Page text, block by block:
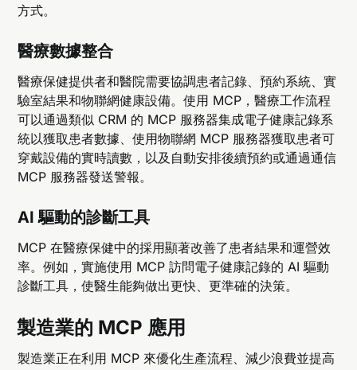
方式。
醫療數據整合
醫療保健提供者和醫院需要協調患者記錄、預約系統、實
驗室結果和物聯網健康設備。使用 MCP，醫療工作流程
可以通過類似 CRM 的 MCP 服務器集成電子健康記錄系
統以獲取患者數據、使用物聯網 MCP 服務器獲取患者可
穿戴設備的實時讀數，以及自動安排後續預約或通過通信
MCP 服務器發送警報。
AI 驅動的診斷工具
MCP 在醫療保健中的採用顯著改善了患者結果和運營效
率。例如，實施使用 MCP 訪問電子健康記錄的 AI 驅動
診斷工具，使醫生能夠做出更快、更準確的決策。
製造業的 MCP 應用
製造業正在利用 MCP 來優化生產流程、減少浪費並提高